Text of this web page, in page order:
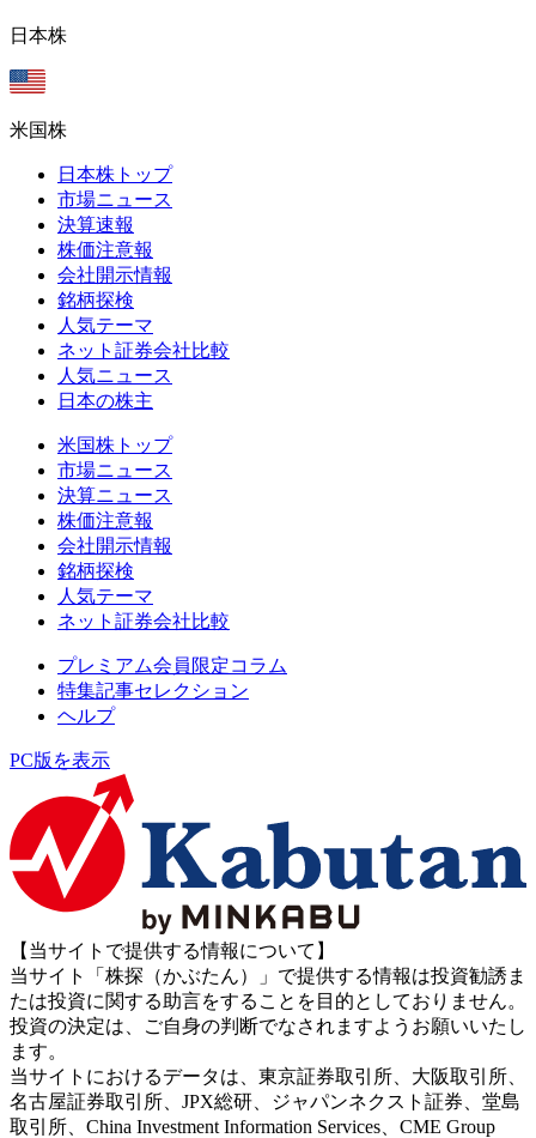
日本株
米国株
日本株トップ
市場ニュース
決算速報
株価注意報
会社開示情報
銘柄探検
人気テーマ
ネット証券会社比較
人気ニュース
日本の株主
米国株トップ
市場ニュース
決算ニュース
株価注意報
会社開示情報
銘柄探検
人気テーマ
ネット証券会社比較
プレミアム会員限定コラム
特集記事セレクション
ヘルプ
PC版を表示
【当サイトで提供する情報について】
当サイト「株探（かぶたん）」で提供する情報は投資勧誘ま
たは投資に関する助言をすることを目的としておりません。
投資の決定は、ご自身の判断でなされますようお願いいたし
ます。
当サイトにおけるデータは、東京証券取引所、大阪取引所、
名古屋証券取引所、JPX総研、ジャパンネクスト証券、堂島
取引所、China Investment Information Services、CME Group